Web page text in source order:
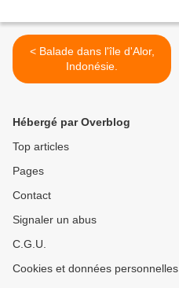
< Balade dans l'île d'Alor,
Indonésie.
Hébergé par Overblog
Top articles
Pages
Contact
Signaler un abus
C.G.U.
Cookies et données personnelles